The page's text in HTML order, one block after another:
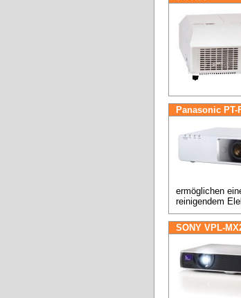
Panasonic PT-
ermöglichen
reinigendem
SONY VPL-